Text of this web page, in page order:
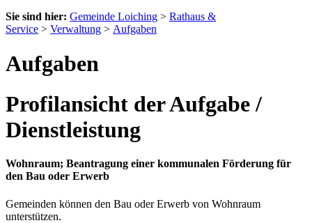
Sie sind hier: Gemeinde Loiching > Rathaus &
Service > Verwaltung > Aufgaben
Aufgaben
Profilansicht der Aufgabe /
Dienstleistung
Wohnraum; Beantragung einer kommunalen Förderung für
den Bau oder Erwerb
Gemeinden können den Bau oder Erwerb von Wohnraum
unterstützen.